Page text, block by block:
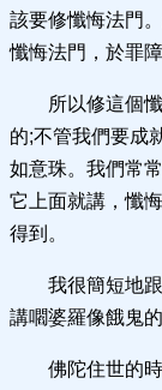
該要修懺悔法門
懺悔法門，於罪
所以修這個
的;不管我們要成
如意珠。我們常
它上面就講，懺
得到。
我很簡短地
講嚪婆羅像餓鬼
佛陀住世的